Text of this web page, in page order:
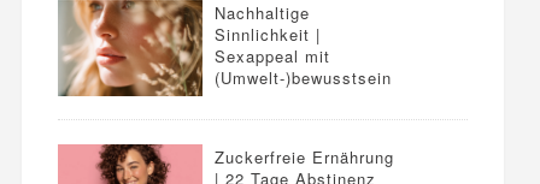
Nachhaltige
Sinnlichkeit |
Sexappeal mit
(Umwelt-)bewusstsein
Zuckerfreie Ernährung
| 22 Tage Abstinenz